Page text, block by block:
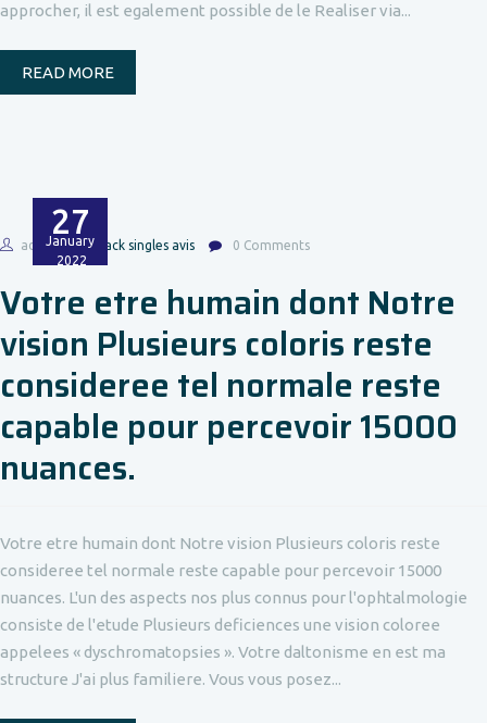
approcher, il est egalement possible de le Realiser via...
READ MORE
27
January
2022
admin black singles avis 0 Comments
Votre etre humain dont Notre
vision Plusieurs coloris reste
consideree tel normale reste
capable pour percevoir 15000
nuances.
Votre etre humain dont Notre vision Plusieurs coloris reste
consideree tel normale reste capable pour percevoir 15000
nuances. L'un des aspects nos plus connus pour l'ophtalmologie
consiste de l'etude Plusieurs deficiences une vision coloree
appelees « dyschromatopsies ». Votre daltonisme en est ma
structure J'ai plus familiere. Vous vous posez...